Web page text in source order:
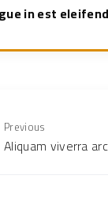
in est eleifend
Previous
Aliquam viverra